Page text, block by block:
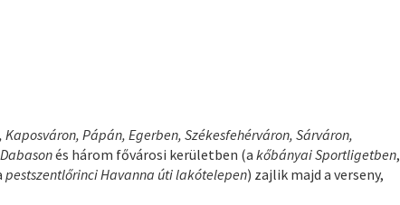
Pápán, Egerben, Székesfehérváron, Sárváron,
és három fővárosi kerületben (akőbányai Sportligetben,
pestszentlőrinci Havanna úti lakótelepen) zajlik majd a verseny,